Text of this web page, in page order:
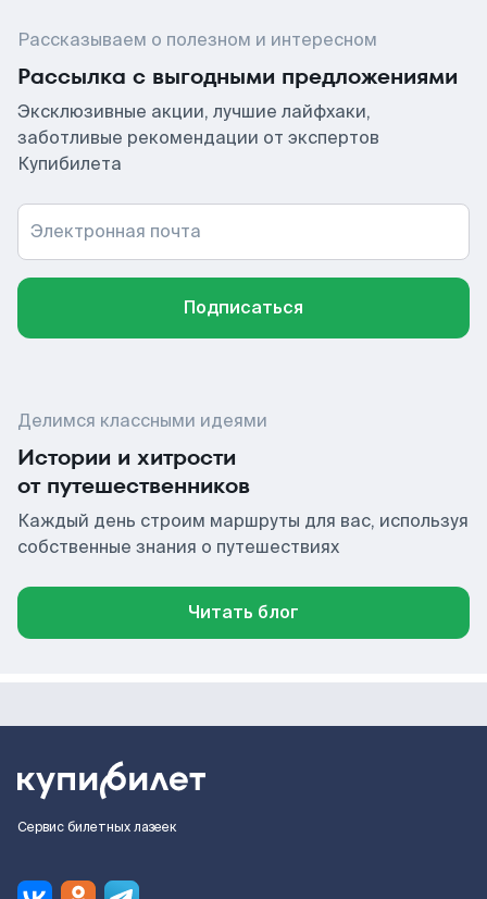
Рассказываем о полезном и интересном
Рассылка с выгодными предложениями
Эксклюзивные акции, лучшие лайфхаки,
заботливые рекомендации от экспертов
Купибилета
Электронная почта
Подписаться
Делимся классными идеями
Истории и хитрости
от путешественников
Каждый день строим маршруты для вас, используя
собственные знания о путешествиях
Читать блог
Сервис билетных лазеек